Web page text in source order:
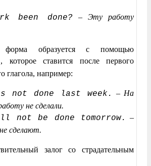
been done?– Эту работу
форма образуется с помощью
, которое ставится после первого
глагола, например:
not done last week. – На
не сделали.
not be done tomorrow.
–
сделают.
залог со страдательным